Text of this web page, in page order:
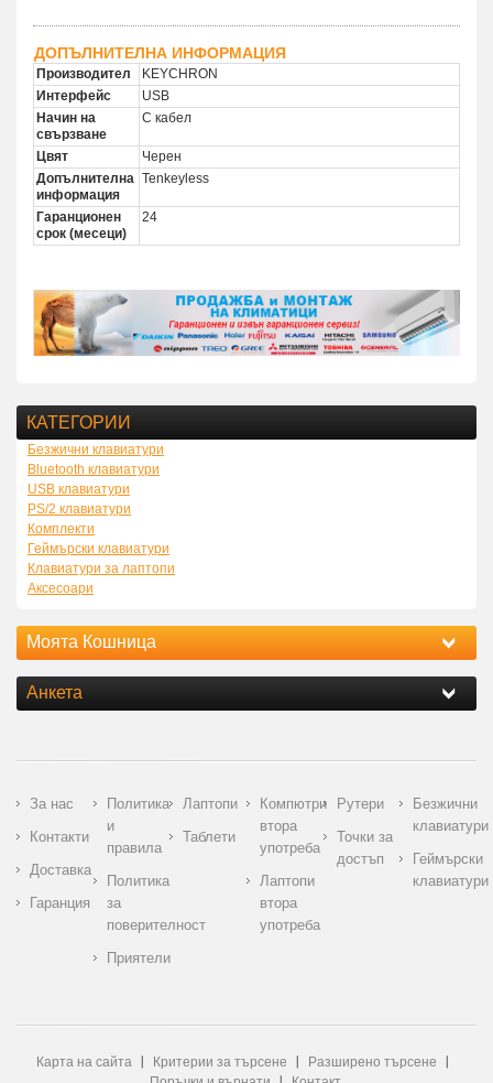
ДОПЪЛНИТЕЛНА ИНФОРМАЦИЯ
Производител
KEYCHRON
Интерфейс
USB
Начин на
свързване
С кабел
Цвят
Черен
Допълнителна
информация
Tenkeyless
Гаранционен
срок (месеци)
24
КАТЕГОРИИ
Безжични клавиатури
Bluetooth клавиатури
USB клавиатури
PS/2 клавиатури
Комплекти
Геймърски клавиатури
Клавиатури за лаптопи
Аксесоари
Моята Кошница
Анкета
За нас
Контакти
Доставка
Гаранция
Политика
и
правила
Политика
за
поверителност
Приятели
Лаптопи
Таблети
Компютри
втора
употреба
Лаптопи
втора
употреба
Рутери
Точки за
достъп
Безжични
клавиатури
Геймърски
клавиатури
Карта на сайта Критерии за търсене
Разширено търсене